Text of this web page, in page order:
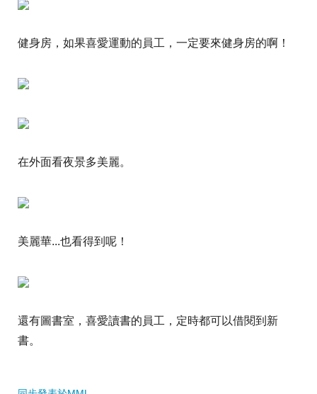
健身房，如果喜愛運動的員工，一定要來健身房的啊！
在外面看夜景多美麗。
美麗華...也看得到呢！
還有圖書室，喜愛讀書的員工，定時都可以借閱到新
書。